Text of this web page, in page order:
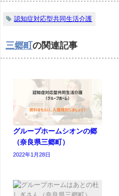
認知症対応型共同生活介護
三郷町 の関連記事
グループホームシオンの郷
（奈良県三郷町）
2022年1月28日